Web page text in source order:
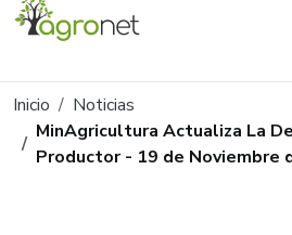
Ruta de navegación
Inicio
Noticias
MinAgricultura Actualiza La
Productor - 19 de Noviembre